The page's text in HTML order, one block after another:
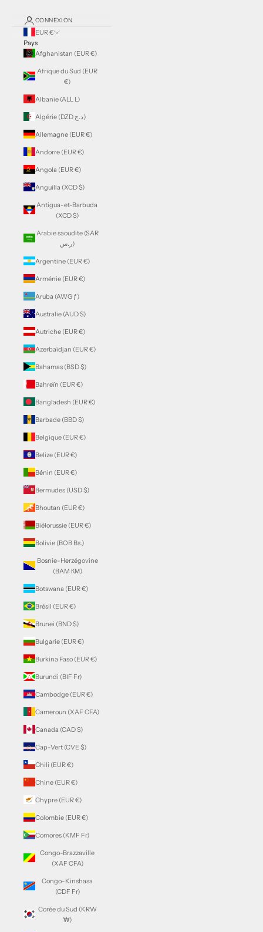
CONNEXION
EUR €
Pays
Afghanistan (EUR €)
Afrique du Sud (EUR
€)
Albanie (ALL L)
Algérie (DZD د.ج)
Allemagne (EUR €)
Andorre (EUR €)
Angola (EUR €)
Anguilla (XCD $)
Antigua-et-Barbuda
(XCD $)
Arabie saoudite (SAR
ر.س)
Argentine (EUR €)
Arménie (EUR €)
Aruba (AWG ƒ)
Australie (AUD $)
Autriche (EUR €)
Azerbaïdjan (EUR €)
Bahamas (BSD $)
Bahreïn (EUR €)
Bangladesh (EUR €)
Barbade (BBD $)
Belgique (EUR €)
Belize (EUR €)
Bénin (EUR €)
Bermudes (USD $)
Bhoutan (EUR €)
Biélorussie (EUR €)
Bolivie (BOB Bs.)
Bosnie-Herzégovine
(BAM КМ)
Botswana (EUR €)
Brésil (EUR €)
Brunei (BND $)
Bulgarie (EUR €)
Burkina Faso (EUR €)
Burundi (BIF Fr)
Cambodge (EUR €)
Cameroun (XAF CFA)
Canada (CAD $)
Cap-Vert (CVE $)
Chili (EUR €)
Chine (EUR €)
Chypre (EUR €)
Colombie (EUR €)
Comores (KMF Fr)
Congo-Brazzaville
(XAF CFA)
Congo-Kinshasa
(CDF Fr)
Corée du Sud (KRW
₩)